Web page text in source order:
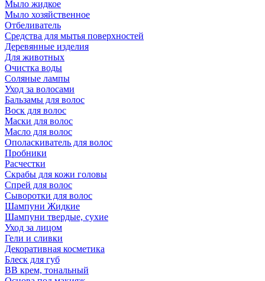
Мыло жидкое
Мыло хозяйственное
Отбеливатель
Средства для мытья поверхностей
Деревянные изделия
Для животных
Очистка воды
Соляные лампы
Уход за волосами
Бальзамы для волос
Воск для волос
Маски для волос
Масло для волос
Ополаскиватель для волос
Пробники
Расчестки
Скрабы для кожи головы
Спрей для волос
Сыворотки для волос
Шампуни Жидкие
Шампуни твердые, сухие
Уход за лицом
Гели и сливки
Декоративная косметика
Блеск для губ
ВВ крем, тональный